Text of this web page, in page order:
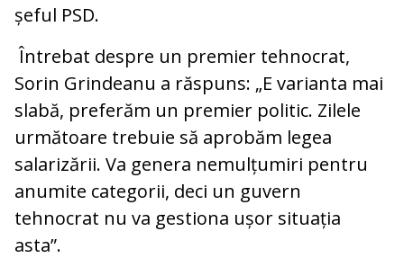
șeful PSD.
Întrebat despre un premier tehnocrat,
Sorin Grindeanu a răspuns: „E varianta mai
slabă, preferăm un premier politic. Zilele
următoare trebuie să aprobăm legea
salarizării. Va genera nemulțumiri pentru
anumite categorii, deci un guvern
tehnocrat nu va gestiona ușor situația
asta”.